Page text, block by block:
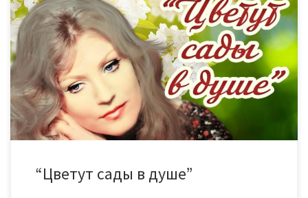
4 ноября в ДК “Знамя труда” состоялся концерт-посвящение
Анне Герман вокально-эстрадного ансамбля “Новый мир”
(руководитель О. Лепехова) – “Цветут сады в душе”, на
котором артисты вместе со зрителями вспоминали
прекрасную, но трагическую судьбу любимой певицы.Всем
известно, что в природе лишь весной цветут сады… Но в
любое время года, сердца миллионов […]
“Цветут сады в душе”